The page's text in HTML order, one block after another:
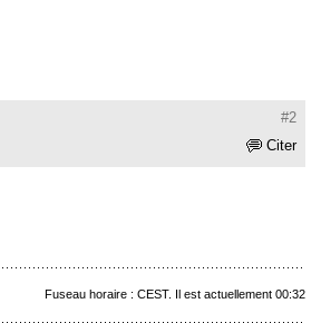
#2
Citer
Fuseau horaire : CEST. Il est actuellement 00:32